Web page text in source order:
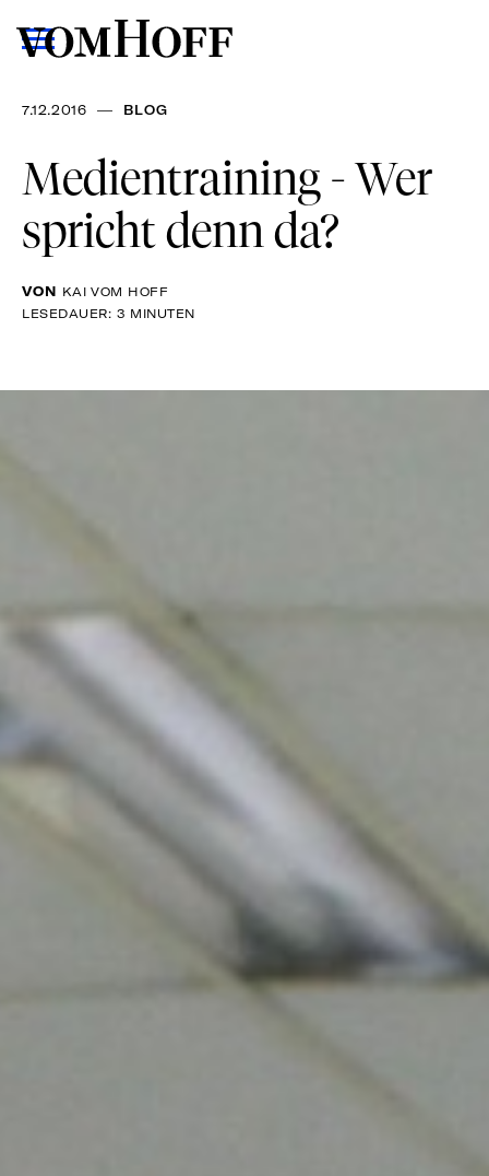
7.12.2016 — BLOG
Medientraining - Wer
spricht denn da?
VON KAI VOM HOFF
LESEDAUER: 3 MINUTEN